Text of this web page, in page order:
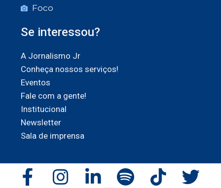
Foco
Se interessou?
A Jornalismo Jr
Conheça nossos serviços!
Eventos
Fale com a gente!
Institucional
Newsletter
Sala de imprensa